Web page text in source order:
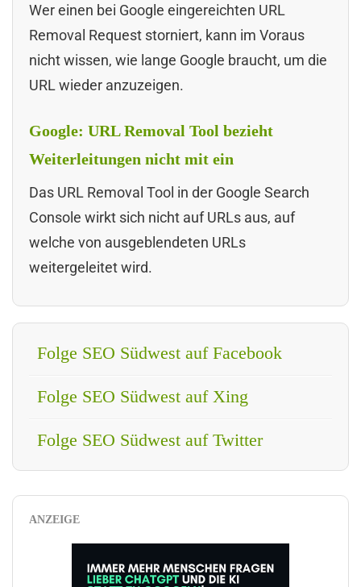
Wer einen bei Google eingereichten URL
Removal Request storniert, kann im Voraus
nicht wissen, wie lange Google braucht, um die
URL wieder anzuzeigen.
Google: URL Removal Tool bezieht
Weiterleitungen nicht mit ein
Das URL Removal Tool in der Google Search
Console wirkt sich nicht auf URLs aus, auf
welche von ausgeblendeten URLs
weitergeleitet wird.
Folge SEO Südwest auf Facebook
Folge SEO Südwest auf Xing
Folge SEO Südwest auf Twitter
ANZEIGE